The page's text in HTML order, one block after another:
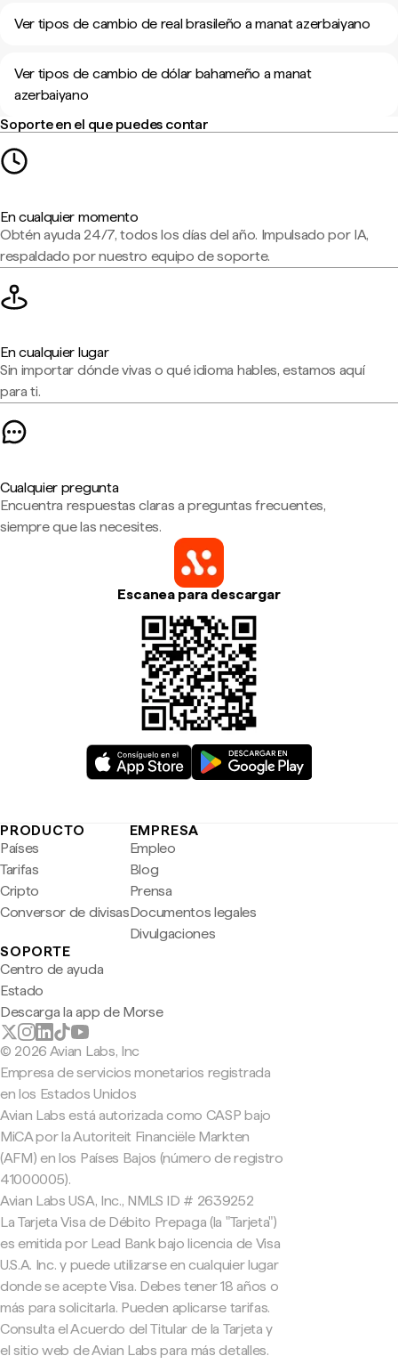
Ver tipos de cambio de real brasileño a manat azerbaiyano
Ver tipos de cambio de dólar bahameño a manat
azerbaiyano
Soporte en el que puedes contar
En cualquier momento
Obtén ayuda 24/7, todos los días del año. Impulsado por IA,
respaldado por nuestro equipo de soporte.
En cualquier lugar
Sin importar dónde vivas o qué idioma hables, estamos aquí
para ti.
Cualquier pregunta
Encuentra respuestas claras a preguntas frecuentes,
siempre que las necesites.
Escanea para descargar
PRODUCTO
Países
Tarifas
Cripto
Conversor de divisas
EMPRESA
Empleo
Blog
Prensa
Documentos legales
Divulgaciones
SOPORTE
Centro de ayuda
Estado
Descarga la app de Morse
© 2026 Avian Labs, Inc
Empresa de servicios monetarios registrada
en los Estados Unidos
Avian Labs está autorizada como CASP bajo
MiCA por la Autoriteit Financiële Markten
(AFM) en los Países Bajos (número de registro
41000005).
Avian Labs USA, Inc., NMLS ID # 2639252
La Tarjeta Visa de Débito Prepaga (la "Tarjeta")
es emitida por Lead Bank bajo licencia de Visa
U.S.A. Inc. y puede utilizarse en cualquier lugar
donde se acepte Visa. Debes tener 18 años o
más para solicitarla. Pueden aplicarse tarifas.
Consulta el Acuerdo del Titular de la Tarjeta y
el sitio web de Avian Labs para más detalles.